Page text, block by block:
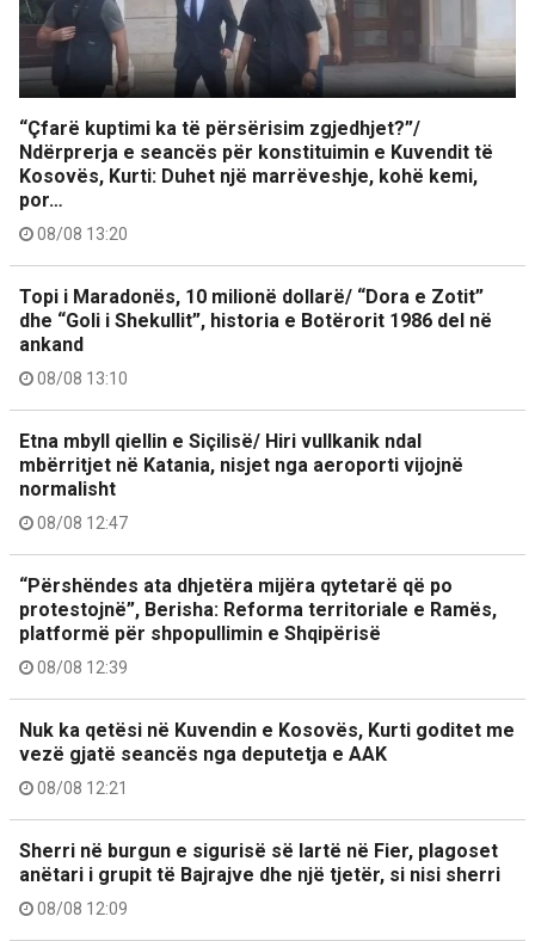
“Çfarë kuptimi ka të përsërisim zgjedhjet?”/
Ndërprerja e seancës për konstituimin e Kuvendit të
Kosovës, Kurti: Duhet një marrëveshje, kohë kemi,
por…
08/08 13:20
Topi i Maradonës, 10 milionë dollarë/ “Dora e Zotit”
dhe “Goli i Shekullit”, historia e Botërorit 1986 del në
ankand
08/08 13:10
Etna mbyll qiellin e Siçilisë/ Hiri vullkanik ndal
mbërritjet në Katania, nisjet nga aeroporti vijojnë
normalisht
08/08 12:47
“Përshëndes ata dhjetëra mijëra qytetarë që po
protestojnë”, Berisha: Reforma territoriale e Ramës,
platformë për shpopullimin e Shqipërisë
08/08 12:39
Nuk ka qetësi në Kuvendin e Kosovës, Kurti goditet me
vezë gjatë seancës nga deputetja e AAK
08/08 12:21
Sherri në burgun e sigurisë së lartë në Fier, plagoset
anëtari i grupit të Bajrajve dhe një tjetër, si nisi sherri
08/08 12:09